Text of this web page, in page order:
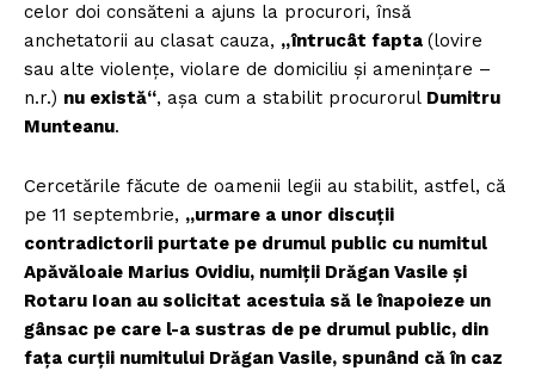
celor doi consăteni a ajuns la procurori, însă
anchetatorii au clasat cauza, „întrucât fapta (lovire
sau alte violenţe, violare de domiciliu şi ameninţare –
n.r.) nu există“, aşa cum a stabilit procurorul Dumitru
Munteanu.
Cercetările făcute de oamenii legii au stabilit, astfel, că
pe 11 sep­tembrie, „urmare a unor discuţii
contradictorii purtate pe drumul public cu numitul
Apăvăloaie Marius Ovidiu, numiţii Drăgan Vasile şi
Rotaru Ioan au solicitat acestuia să le înapoieze un
gânsac pe care l-a sustras de pe drumul public, din
faţa curţii numitului Drăgan Vasile, spunând că în caz